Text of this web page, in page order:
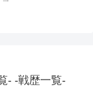
- -戦歴一覧-